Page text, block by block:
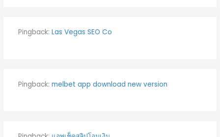
Pingback: Las Vegas SEO Co
Pingback: melbet app download new version